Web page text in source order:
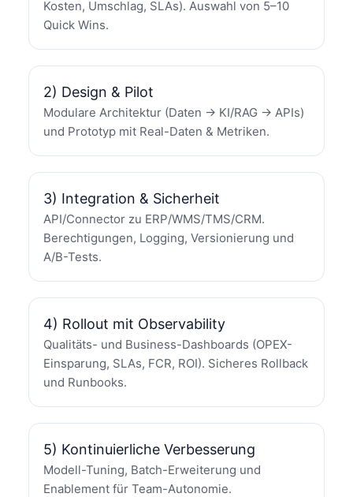
Kosten, Umschlag, SLAs). Auswahl von 5–10
Quick Wins.
2) Design & Pilot
Modulare Architektur (Daten → KI/RAG → APIs)
und Prototyp mit Real-Daten & Metriken.
3) Integration & Sicherheit
API/Connector zu ERP/WMS/TMS/CRM.
Berechtigungen, Logging, Versionierung und
A/B-Tests.
4) Rollout mit Observability
Qualitäts- und Business-Dashboards (OPEX-
Einsparung, SLAs, FCR, ROI). Sicheres Rollback
und Runbooks.
5) Kontinuierliche Verbesserung
Modell-Tuning, Batch-Erweiterung und
Enablement für Team-Autonomie.